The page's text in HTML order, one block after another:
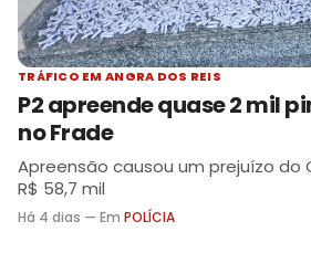
TRÁFICO EM ANGRA DOS REIS
P2 apreende quase 2 mil
no Frade
Apreensão causou um prejuízo do
R$ 58,7 mil
Há 4 dias — Em POLÍCIA